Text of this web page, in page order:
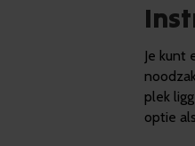
Je kunt
plek
optie